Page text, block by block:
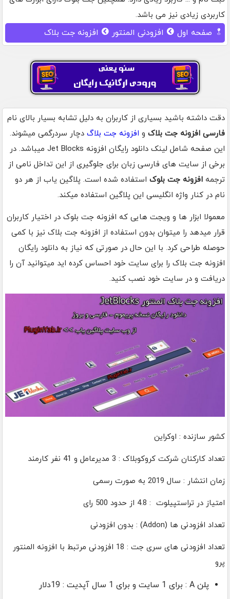
کاربردی زیادی نیز می باشد.
صفحه اول افزودنی المنتور افزونه جت بلاک
دقت داشته باشید بسیاری از کاربران به دلیل تشابه بسیار بالای نام
فارسی افزونه جت بلاک و افزونه جت بلاگ دچار سردرگمی میشوند.
این صفحه شامل لینک دانلود رایگان افزونه Jet Blocks میباشد. در
برخی از سایت های فارسی زبان برای جلوگیری از این تداخل نامی از
ترجمه افزونه جت بلوک استفاده شده است. پلاگین یاب از هر دو
نام در کنار واژه انگلیسی این پلاگین استفاده میکند.
معمولا ابزار ها و ویجت هایی که افزونه جت بلوک در اختیار کاربران
قرار میدهد را میتوان بدون استفاده از افزونه جت بلاک نیز با کمی
حوصله طراحی کرد. با این حال در صورتی که نیاز به دانلود رایگان
افزونه جت بلاک را برای سایت خود احساس کرده اید میتوانید آن را
دریافت و در سایت خود نصب کنید.
کشور سازنده : اوکراین
تعداد کارکنان شرکت کروکوبلاک : 3 مدیرعامل و 41 نفر کارمند
زمان انتشار : سال 2019 به صورت رسمی
امتیاز در تراستپیلوت : 4.8 از حدود 500 رای
تعداد افزودنی ها (Addon) : بدون افزودنی
تعداد افزودنی های سری جت : 18 افزودنی مرتبط با افزونه المنتور
پرو
پلن A : برای 1 سایت و برای 1 سال آپدیت : 19دلار